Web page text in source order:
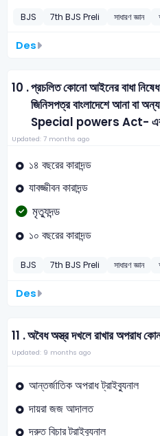
BJS 7th BJS Preli সাধারণ জ্ঞান
Des
10 .প্রচলিত কোনো আইনের বাধা
জিনিসপত্র বাংলাদেশে আনা বা
Special powers Act- এর
Updated: 7 months ago
১৪ বছরের কারাদন্ড
যাবজ্জীবন কারাদন্ড
মৃত্যুদন্ড
১০ বছরের কারাদন্ড
BJS 7th BJS Preli সাধারণ জ্ঞান
Des
11 .অবৈধ অস্ত্র দখলে রাখার অপরাধ
Updated: 9 months ago
আন্তর্জাতিক অপরাধ ট্রাইব্যুনাল
দায়রা জজ আদালত
দ্রুত বিচার ট্রাইব্যুনাল